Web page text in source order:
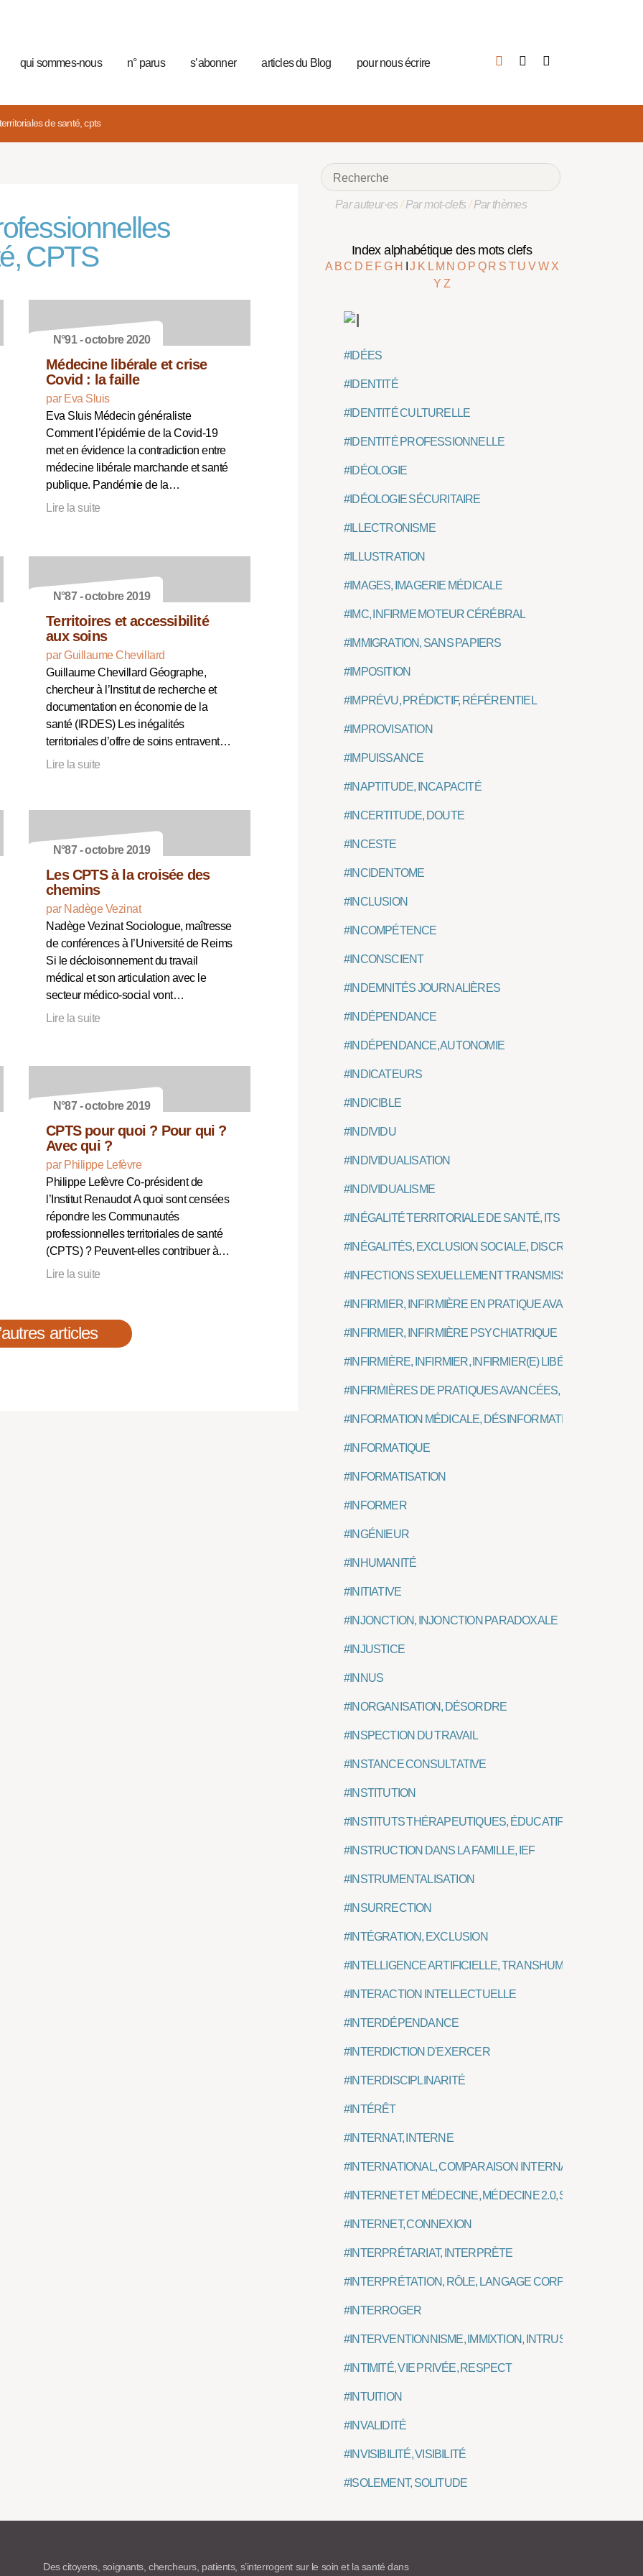
qui sommes-nous n° parus s’abonner articles du Blog pour nous écrire
de santé, cpts
CPTS
N°91 - octobre 2020
Médecine libérale et crise
Covid : la faille
par Eva Sluis
Eva Sluis Médecin généraliste
Comment l’épidémie de la Covid-19
met en évidence la contradiction entre
médecine libérale marchande et santé
publique. Pandémie de la…
Lire la suite
N°87 - octobre 2019
Territoires et accessibilité
aux soins
par Guillaume Chevillard
Guillaume Chevillard Géographe,
chercheur à l’Institut de recherche et
documentation en économie de la
santé (IRDES) Les inégalités
territoriales d’offre de soins entravent…
Lire la suite
N°87 - octobre 2019
Les CPTS à la croisée des
chemins
par Nadège Vezinat
Nadège Vezinat Sociologue, maîtresse
de conférences à l’Université de Reims
Si le décloisonnement du travail
médical et son articulation avec le
secteur médico-social vont…
Lire la suite
N°87 - octobre 2019
CPTS pour quoi ? Pour qui ?
Avec qui ?
par Philippe Lefèvre
Philippe Lefèvre Co-président de
l’Institut Renaudot A quoi sont censées
répondre les Communautés
professionnelles territoriales de santé
(CPTS) ? Peuvent-elles contribuer à…
Lire la suite
articles
Par auteur·es/Par mot-clefs/Par thèmes
Index alphabétique des mots clefs
A BC D E FG H IJ K L M NO P Q R S TUVW X
Y Z
#IDÉES
#IDENTITÉ
#IDENTITÉ CULTURELLE
#IDENTITÉ PROFESSIONNELLE
#IDÉOLOGIE
#IDÉOLOGIE SÉCURITAIRE
#ILLECTRONISME
#ILLUSTRATION
#IMAGES, IMAGERIE MÉDICALE
#IMC, INFIRME MOTEUR CÉRÉBRAL
#IMMIGRATION, SANS PAPIERS
#IMPOSITION
#IMPRÉVU, PRÉDICTIF, RÉFÉRENTIEL
#IMPROVISATION
#IMPUISSANCE
#INAPTITUDE, INCAPACITÉ
#INCERTITUDE, DOUTE
#INCESTE
#INCIDENTOME
#INCLUSION
#INCOMPÉTENCE
#INCONSCIENT
#INDEMNITÉS JOURNALIÈRES
#INDÉPENDANCE
#INDÉPENDANCE, AUTONOMIE
#INDICATEURS
#INDICIBLE
#INDIVIDU
#INDIVIDUALISATION
#INDIVIDUALISME
#INÉGALITÉ TERRITORIALE DE SANTÉ, ITS
#INÉGALITÉS, EXCLUSION SOCIALE, DISCRIMINATION
#INFECTIONS SEXUELLEMENT TRANSMISSIBLES, IST
#INFIRMIER, INFIRMIÈRE EN PRATIQUE AVANCÉE, IPA
#INFIRMIER, INFIRMIÈRE PSYCHIATRIQUE
#INFIRMIÈRE, INFIRMIER, INFIRMIER(E) LIBÉRAL(E)
#INFIRMIÈRES DE PRATIQUES AVANCÉES, IPA
#INFORMATION MÉDICALE, DÉSINFORMATION
#INFORMATIQUE
#INFORMATISATION
#INFORMER
#INGÉNIEUR
#INHUMANITÉ
#INITIATIVE
#INJONCTION, INJONCTION PARADOXALE
#INJUSTICE
#INNUS
#INORGANISATION, DÉSORDRE
#INSPECTION DU TRAVAIL
#INSTANCE CONSULTATIVE
#INSTITUTION
#INSTITUTS THÉRAPEUTIQUES, ÉDUCATIFS ET
#INSTRUCTION DANS LA FAMILLE, IEF
#INSTRUMENTALISATION
#INSURRECTION
#INTÉGRATION, EXCLUSION
#INTELLIGENCE ARTIFICIELLE, TRANSHUMANISME
#INTERACTION INTELLECTUELLE
#INTERDÉPENDANCE
#INTERDICTION D'EXERCER
#INTERDISCIPLINARITÉ
#INTÉRÊT
#INTERNAT, INTERNE
#INTERNATIONAL, COMPARAISON INTERNATIONALE
#INTERNET ET MÉDECINE, MÉDECINE 2.0, SANTÉ
#INTERNET, CONNEXION
#INTERPRÉTARIAT, INTERPRÈTE
#INTERPRÉTATION, RÔLE, LANGAGE CORPOREL
#INTERROGER
#INTERVENTIONNISME, IMMIXTION, INTRUSION
#INTIMITÉ, VIE PRIVÉE, RESPECT
#INTUITION
#INVALIDITÉ
#INVISIBILITÉ, VISIBILITÉ
#ISOLEMENT, SOLITUDE
Des citoyens, soignants, chercheurs, patients, s’interrogent sur le soin et la santé dans